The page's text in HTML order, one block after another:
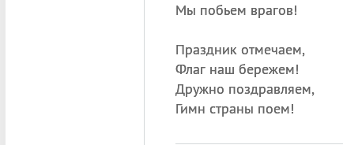
Мы побьем врагов!
Праздник отмечаем,
Флаг наш бережем!
Дружно поздравляем,
Гимн страны поем!